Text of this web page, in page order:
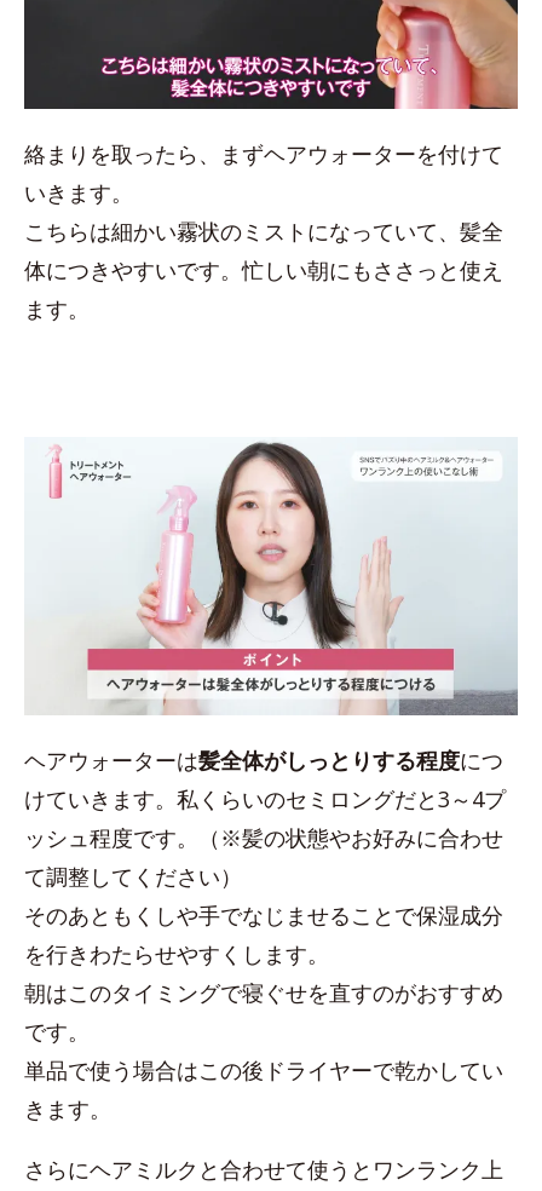
絡まりを取ったら、まずヘアウォーターを付けて
いきます。
こちらは細かい霧状のミストになっていて、髪全
体につきやすいです。忙しい朝にもささっと使え
ます。
ヘアウォーターは髪全体がしっとりする程度につ
けていきます。私くらいのセミロングだと3～4プ
ッシュ程度です。（※髪の状態やお好みに合わせ
て調整してください）
そのあともくしや手でなじませることで保湿成分
を行きわたらせやすくします。
朝はこのタイミングで寝ぐせを直すのがおすすめ
です。
単品で使う場合はこの後ドライヤーで乾かしてい
きます。
さらにヘアミルクと合わせて使うとワンランク上